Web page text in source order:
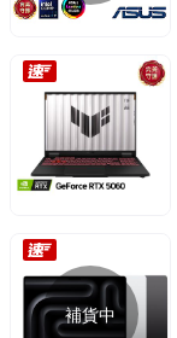
補貨中